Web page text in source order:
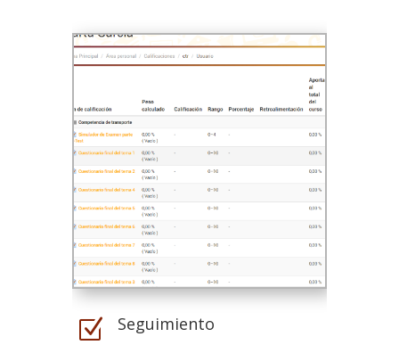
Z Seguimiento